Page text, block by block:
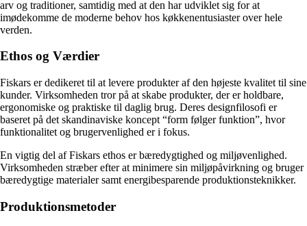
arv og traditioner, samtidig med at den har udviklet sig for at
imødekomme de moderne behov hos køkkenentusiaster over hele
verden.
Ethos og Værdier
Fiskars er dedikeret til at levere produkter af den højeste kvalitet til sine
kunder. Virksomheden tror på at skabe produkter, der er holdbare,
ergonomiske og praktiske til daglig brug. Deres designfilosofi er
baseret på det skandinaviske koncept “form følger funktion”, hvor
funktionalitet og brugervenlighed er i fokus.
En vigtig del af Fiskars ethos er bæredygtighed og miljøvenlighed.
Virksomheden stræber efter at minimere sin miljøpåvirkning og bruger
bæredygtige materialer samt energibesparende produktionsteknikker.
Produktionsmetoder